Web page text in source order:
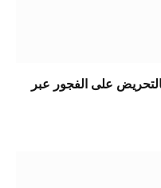
على الفجور عبر